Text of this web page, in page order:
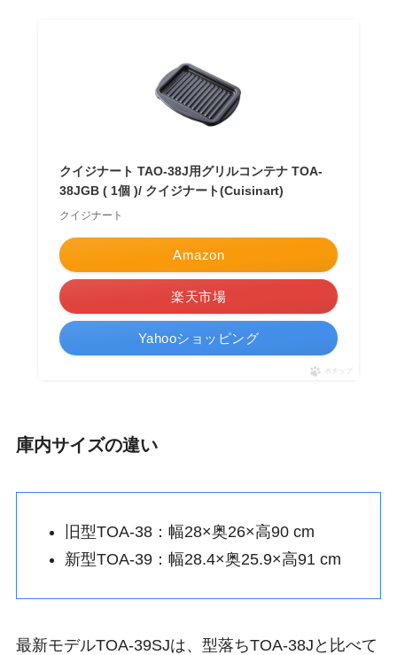
クイジナート TAO-38J用グリルコンテナ TOA-
38JGB ( 1個 )/ クイジナート(Cuisinart)
クイジナート
Amazon
楽天市場
Yahooショッピング
ポチップ
庫内サイズの違い
旧型TOA-38：幅28×奥26×高90 cm
新型TOA-39：幅28.4×奥25.9×高91 cm
最新モデルTOA-39SJは、型落ちTOA-38Jと比べて